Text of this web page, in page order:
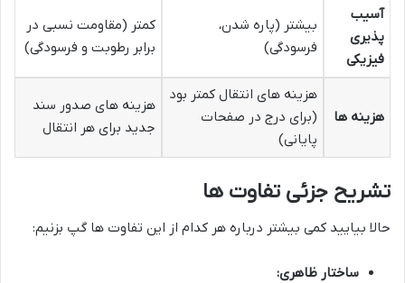
آسیب
پذیری
فیزیکی
بیشتر (پاره شدن،
فرسودگی)
کمتر (مقاومت نسبی در
برابر رطوبت و فرسودگی)
هزینه ها
هزینه های انتقال کمتر بود
(برای درج در صفحات
پایانی)
هزینه های صدور سند
جدید برای هر انتقال
تشریح جزئی تفاوت ها
حالا بیایید کمی بیشتر درباره هر کدام از این تفاوت ها گپ بزنیم:
ساختار ظاهری: